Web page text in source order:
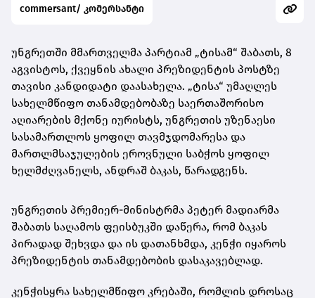
commersant/ კომერსანტი
უნგრეთში მმართველმა პარტიამ „ტისამ“ შაბათს, 8
აგვისტოს, ქვეყნის ახალი პრეზიდენტის პოსტზე
თავისი კანდიდატი დაასახელა. „ტისა“ უმაღლეს
სახელმწიფო თანამდებობაზე საერთაშორისო
აღიარების მქონე იურისტს, უნგრეთის უზენაესი
სასამართლოს ყოფილ თავმჯდომარესა და
მართლმსაჯულების ეროვნული საბჭოს ყოფილ
ხელმძღვანელს, ანდრაშ ბაკას, წარადგენს.
უნგრეთის პრემიერ-მინისტრმა პეტერ მადიარმა
შაბათს საღამოს ფეისბუკში დაწერა, რომ ბაკას
პირადად შეხვდა და ის დათანხმდა, კენჭი იყაროს
პრეზიდენტის თანამდებობის დასაკავებლად.
კენჭისყრა სახელმწიფო კრებაში, რომლის დროსაც